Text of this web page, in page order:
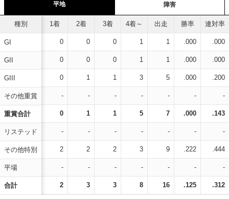
平地 障害
種別
GI
GII
GIII
その他重賞
重賞合計
リステッド
その他特別
平場
合計
1着 2着 3着 4着～ 出走 勝率 連対率
0 0 0 1 1 .000 .000
0 0 0 1 1 .000 .000
0 1 1 3 5 .000 .200
- - - - - - -
0 1 1 5 7 .000 .143
- - - - - - -
2 2 2 3 9 .222 .444
- - - - - - -
2 3 3 8 16 .125 .312